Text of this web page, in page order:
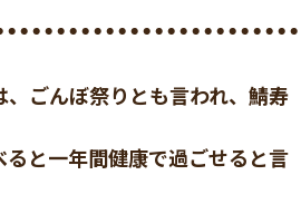
ごんぼ祭りとも言われ、鯖寿
と一年間健康で過ごせると言